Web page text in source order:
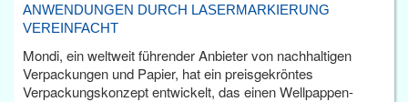
ANWENDUNGEN DURCH LASERMARKIERUNG
VEREINFACHT
Mondi, ein weltweit führender Anbieter von nachhaltigen
Verpackungen und Papier, hat ein preisgekröntes
Verpackungskonzept entwickelt, das einen Wellpappen-